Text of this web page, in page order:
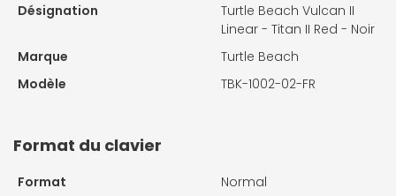
Désignation
Turtle Beach Vulcan II
Linear - Titan II Red - Noir
Marque
Turtle Beach
Modèle
TBK-1002-02-FR
Format du clavier
Format
Normal